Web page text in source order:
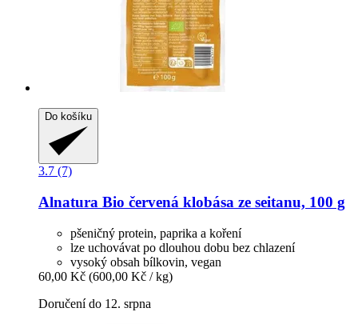
Do košíku
3.7 (7)
Alnatura Bio červená klobása ze seitanu, 100 g
pšeničný protein, paprika a koření
lze uchovávat po dlouhou dobu bez chlazení
vysoký obsah bílkovin, vegan
60,00 Kč (600,00 Kč / kg)
Doručení do 12. srpna